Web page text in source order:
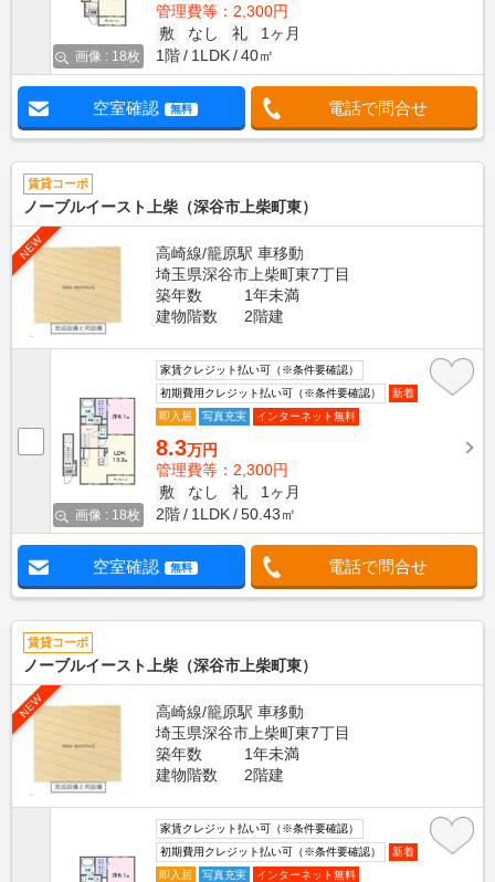
画像 : 18枚
管理費等：2,300円
敷
なし 礼
1ヶ月
1階
1LDK 40㎡
空室確認 無料 電話で問合せ
賃貸コーポ
ノーブルイースト上柴（深谷市上柴町東）
NEW
高崎線/籠原駅 車移動
埼玉県深谷市上柴町東7丁目
築年数
1年未満
建物階数
2階建
画像 : 18枚
家賃クレジット払い可（※条件要確認）
初期費用クレジット払い可（※条件要確認）
新着
即入居
写真充実 インターネット無料
8.3万円
管理費等：2,300円
敷
なし 礼
1ヶ月
2階
1LDK 50.43㎡
空室確認 無料 電話で問合せ
賃貸コーポ
ノーブルイースト上柴（深谷市上柴町東）
NEW
高崎線/籠原駅 車移動
埼玉県深谷市上柴町東7丁目
築年数
1年未満
建物階数
2階建
家賃クレジット払い可（※条件要確認）
初期費用クレジット払い可（※条件要確認）
新着
即入居
写真充実 インターネット無料